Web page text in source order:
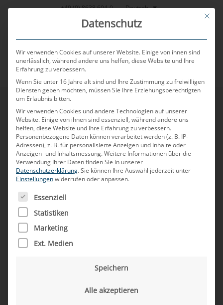
Zum
+49 (0) 8638 604-0 Deutsch
Einkaufsbedingungen
MD ELEKTRONIK (D)
Einkaufsbedingungen / Purchasing Terms & Conditions
Einkaufsbedingungen
MD ELECTRONICS (CN)
Einkaufsbedingungen
MD ELEKTRONIK (BG)
This
Datenschutz
Wir verwenden Cookies auf unserer Website. Einige von ihnen sind
unerlässlich, während andere uns helfen, diese Website und Ihre
Erfahrung zu verbessern.
Wenn Sie unter 16 Jahre alt sind und Ihre Zustimmung zu freiwilligen
Diensten geben möchten, müssen Sie Ihre Erziehungsberechtigten
um Erlaubnis bitten.
Wir verwenden Cookies und andere Technologien auf unserer
Website. Einige von ihnen sind essenziell, während andere uns
helfen, diese Website und Ihre Erfahrung zu verbessern.
Personenbezogene Daten können verarbeitet werden (z. B. IP-
Adressen), z. B. für personalisierte Anzeigen und Inhalte oder
Anzeigen- und Inhaltsmessung.Weitere Informationen über die
Verwendung Ihrer Daten finden Sie in unserer
Datenschutzerklärung.Sie können Ihre Auswahl jederzeit unter
Einstellungenwiderrufen oder anpassen.
ES FOLGT EINE LISTE DER SERVICE-GRUPPEN, FÜR
Essenziell
Statistiken
Marketing
Ext. Medien
Speichern
Alle akzeptieren